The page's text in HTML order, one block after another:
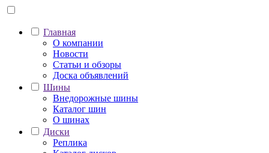
Главная
О компании
Новости
Статьи и обзоры
Доска объявлений
Шины
Внедорожные шины
Каталог шин
О шинах
Диски
Реплика